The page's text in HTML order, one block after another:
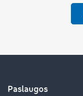
Paslaugos